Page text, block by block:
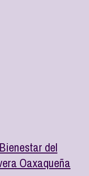
del
Oaxaqueña